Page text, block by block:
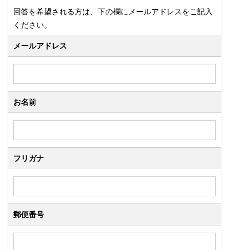
回答を希望される方は、下の欄にメールアドレスをご記入
ください。
メールアドレス
お名前
フリガナ
郵便番号